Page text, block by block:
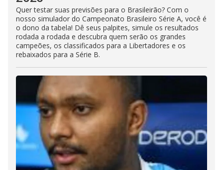
Quer testar suas previsões para o Brasileirão? Com o
nosso simulador do Campeonato Brasileiro Série A, você é
o dono da tabela! Dê seus palpites, simule os resultados
rodada a rodada e descubra quem serão os grandes
campeões, os classificados para a Libertadores e os
rebaixados para a Série B.